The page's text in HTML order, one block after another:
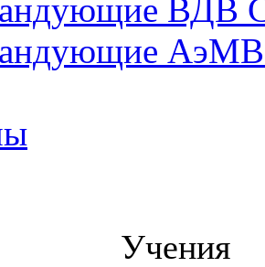
ВДВ
АэМВ
Учения